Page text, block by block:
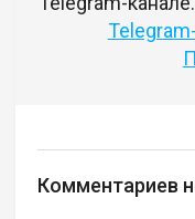
Комментариев